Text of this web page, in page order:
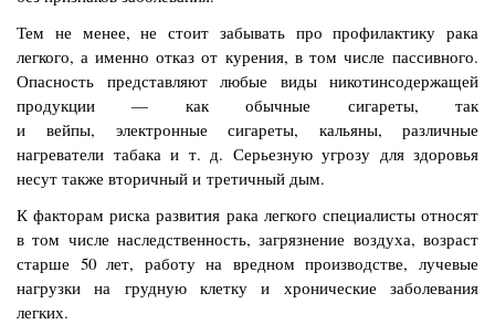
Тем не менее, не стоит забывать про профилактику рака
легкого, а именно отказ от курения, в том числе пассивного.
Опасность представляют любые виды никотинсодержащей
продукции — как обычные сигареты, так
и вейпы, электронные сигареты, кальяны, различные
нагреватели табака и т. д. Серьезную угрозу для здоровья
несут также вторичный и третичный дым.
К факторам риска развития рака легкого специалисты относят
в том числе наследственность, загрязнение воздуха, возраст
старше 50 лет, работу на вредном производстве, лучевые
нагрузки на грудную клетку и хронические заболевания
легких.